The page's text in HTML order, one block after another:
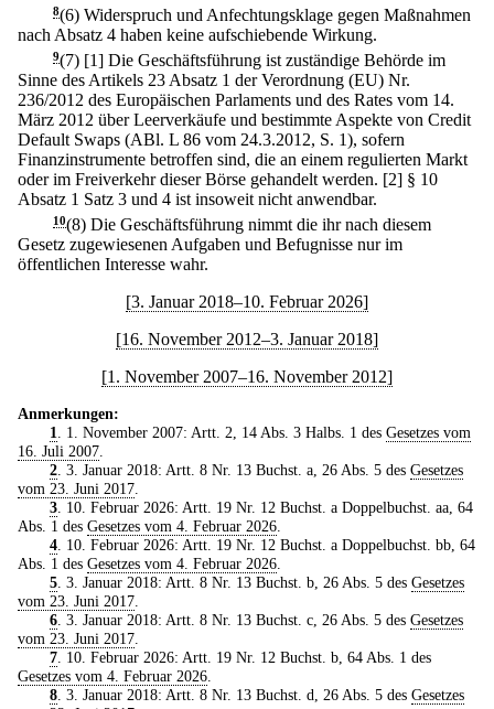
8(6) Widerspruch und Anfechtungsklage gegen Maßnahmen
nach Absatz 4 haben keine aufschiebende Wirkung.
9(7) [1] Die Geschäftsführung ist zuständige Behörde im
Sinne des Artikels 23 Absatz 1 der Verordnung (EU) Nr.
236/2012 des Europäischen Parlaments und des Rates vom 14.
März 2012 über Leerverkäufe und bestimmte Aspekte von Credit
Default Swaps (ABl. L 86 vom 24.3.2012, S. 1), sofern
Finanzinstrumente betroffen sind, die an einem regulierten Markt
oder im Freiverkehr dieser Börse gehandelt werden. [2] § 10
Absatz 1 Satz 3 und 4 ist insoweit nicht anwendbar.
10(8) Die Geschäftsführung nimmt die ihr nach diesem
Gesetz zugewiesenen Aufgaben und Befugnisse nur im
öffentlichen Interesse wahr.
[3. Januar 2018–10. Februar 2026]
[16. November 2012–3. Januar 2018]
[1. November 2007–16. November 2012]
Anmerkungen:
1
. 1. November 2007: Artt. 2, 14 Abs. 3 Halbs. 1 des Gesetzes vom
16. Juli 2007
2. 3. Januar 2018: Artt. 8 Nr. 13 Buchst. a, 26 Abs. 5 des Gesetzes
vom 23. Juni 2017
3. 10. Februar 2026: Artt. 19 Nr. 12 Buchst. a Doppelbuchst. aa, 64
Abs. 1 des Gesetzes vom 4. Februar 2026
4. 10. Februar 2026: Artt. 19 Nr. 12 Buchst. a Doppelbuchst. bb, 64
Abs. 1 des Gesetzes vom 4. Februar 2026
5. 3. Januar 2018: Artt. 8 Nr. 13 Buchst. b, 26 Abs. 5 des Gesetzes
vom 23. Juni 2017
6. 3. Januar 2018: Artt. 8 Nr. 13 Buchst. c, 26 Abs. 5 des Gesetzes
vom 23. Juni 2017
7. 10. Februar 2026: Artt. 19 Nr. 12 Buchst. b, 64 Abs. 1 des
Gesetzes vom 4. Februar 2026
8. 3. Januar 2018: Artt. 8 Nr. 13 Buchst. d, 26 Abs. 5 des Gesetzes